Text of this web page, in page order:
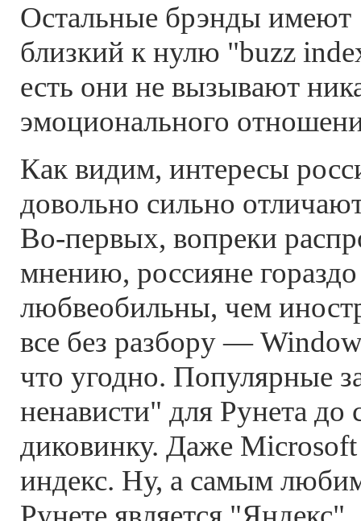
Остальные брэнды имеют
близкий к нулю "buzz
есть они не вызывают
эмоционального
Как видим, интересы
довольно сильно
Во-первых, вопреки
мнению, россияне
любвеобильны, чем
все без разбору —
что угодно. Популярные
ненависти" для Рунета до
диковинку. Даже
индекс. Ну, а самым